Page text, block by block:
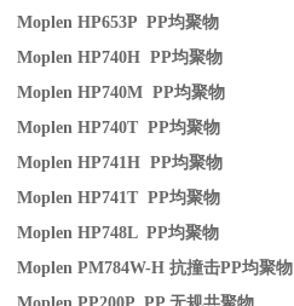
Moplen HP653P PP均聚物
Moplen HP740H PP均聚物
Moplen HP740M PP均聚物
Moplen HP740T PP均聚物
Moplen HP741H PP均聚物
Moplen HP741T PP均聚物
Moplen HP748L PP均聚物
Moplen PM784W-H抗撞击PP均聚物